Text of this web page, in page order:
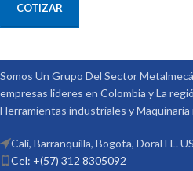
COTIZAR
Somos Un Grupo Del Sector
empresas lideres en Colombia y La
Herramientas industriales y Maquinaria
Cali, Barranquilla, Bogota, Doral FL.
Cel: +(57) 312 8305092